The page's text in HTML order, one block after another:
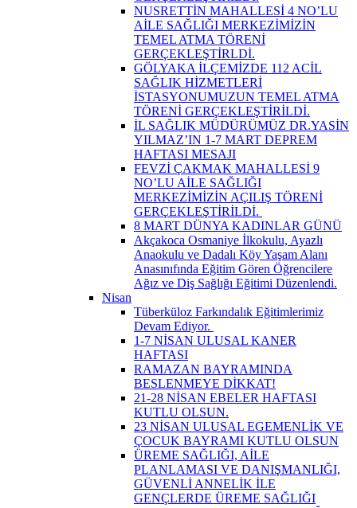
NUSRETTİN MAHALLESİ 4 NO’LU
AİLE SAĞLIĞI MERKEZİMİZİN
TEMEL ATMA TÖRENİ
GERÇEKLEŞTİRLDİ.
GÖLYAKA İLÇEMİZDE 112 ACİL
SAĞLIK HİZMETLERİ
İSTASYONUMUZUN TEMEL ATMA
TÖRENİ GERÇEKLEŞTİRİLDİ.
İL SAĞLIK MÜDÜRÜMÜZ DR.YASİN
YILMAZ’IN 1-7 MART DEPREM
HAFTASI MESAJI
FEVZİ ÇAKMAK MAHALLESİ 9
NO’LU AİLE SAĞLIĞI
MERKEZİMİZİN AÇILIŞ TÖRENİ
GERÇEKLEŞTİRİLDİ. ​
8 MART DÜNYA KADINLAR GÜNÜ
Akçakoca Osmaniye İlkokulu, Ayazlı
Anaokulu ve Dadalı Köy Yaşam Alanı
Anasınıfında Eğitim Gören Öğrencilere
Ağız ve Diş Sağlığı Eğitimi Düzenlendi.
Nisan
Tüberküloz Farkındalık Eğitimlerimiz
Devam Ediyor. ​
1-7 NİSAN ULUSAL KANER
HAFTASI
RAMAZAN BAYRAMINDA
BESLENMEYE DİKKAT!
21-28 NİSAN EBELER HAFTASI
KUTLU OLSUN.
23 NİSAN ULUSAL EGEMENLİK VE
ÇOCUK BAYRAMI KUTLU OLSUN
ÜREME SAĞLIĞI, AİLE
PLANLAMASI VE DANIŞMANLIĞI,
GÜVENLİ ANNELİK İLE
GENÇLERDE ÜREME SAĞLIĞI